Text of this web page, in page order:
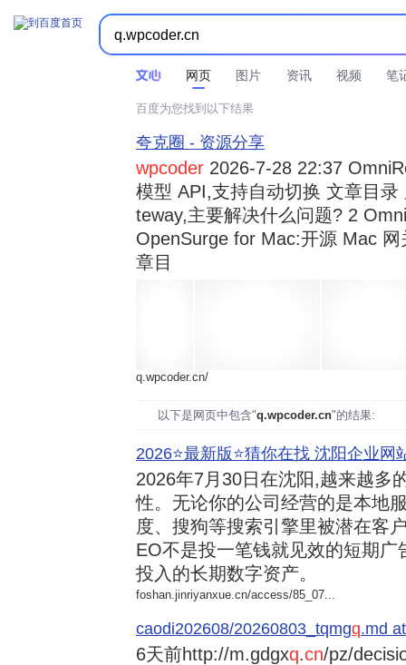
网页 图片 资讯 视频 笔
时间不限  所有网页和文件  站点内检索 
百度为您找到以下结果
夸克圈 - 资源分享
wpcoder 2026-7-28 22:37
模型 API,支持自动切换 文章目
teway,主要解决什么问题? 2
OpenSurge for Mac:开源 Mac
章目
q.wpcoder.cn/
以下是网页中包含"q.wpcoder.cn"的结果:
2026⭐️最新版⭐️猜你在找 沈阳企业网
2026年7月30日在沈阳,越来越多
性。无论你的公司经营的是本地
度、搜狗等搜索引擎里被潜在客
EO不是投一笔钱就见效的短期
投入的长期数字资产。
foshan.jinriyanxue.cn/access/85_07...
caodi202608/20260803_tqmgq.md
6天前http://m.gdgxq.cn/pz/